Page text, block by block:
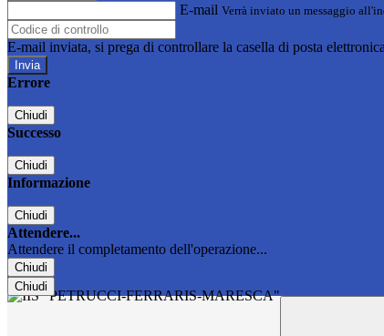
E-mail Verrà inviato un messaggio
E-mail inviata, si prega di controllare la casella di posta
Errore
Chiudi
Successo
Chiudi
Informazione
Chiudi
Attendere...
Attendere il completamento dell'operazione...
Chiudi
Chiudi